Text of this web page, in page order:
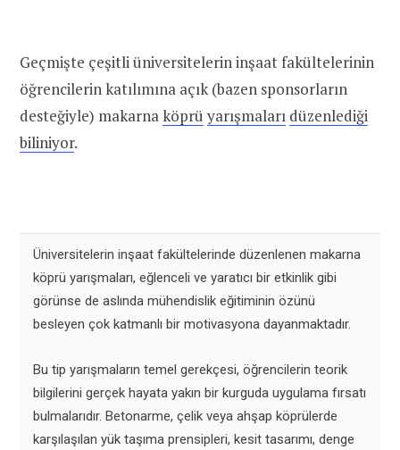
Geçmişte çeşitli üniversitelerin inşaat fakültelerinin
öğrencilerin katılımına açık (bazen sponsorların
desteğiyle) makarnaköprü yarışmaları düzenlediği
biliniyor.
Üniversitelerin inşaat fakültelerinde düzenlenen makarna
köprü yarışmaları, eğlenceli ve yaratıcı bir etkinlik gibi
görünse de aslında mühendislik eğitiminin özünü
besleyen çok katmanlı bir motivasyona dayanmaktadır.
Bu tip yarışmaların temel gerekçesi, öğrencilerin teorik
bilgilerini gerçek hayata yakın bir kurguda uygulama fırsatı
bulmalarıdır. Betonarme, çelik veya ahşap köprülerde
karşılaşılan yük taşıma prensipleri, kesit tasarımı, denge